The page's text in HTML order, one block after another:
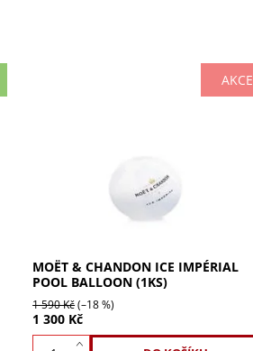
AKCE
MOËT & CHANDON ICE IMPÉRIAL
POOL BALLOON (1KS)
1 590 Kč(–18 %)
1 300 Kč